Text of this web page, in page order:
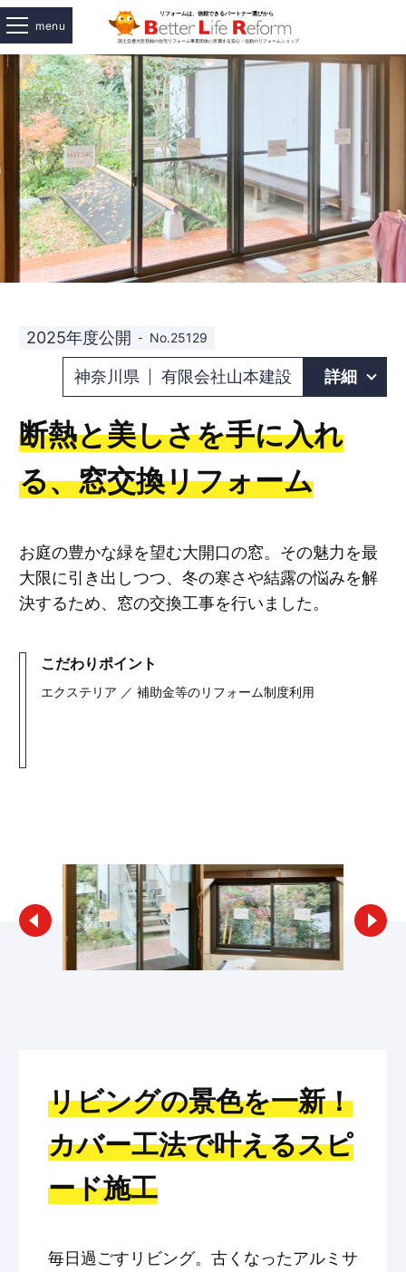
menu
2025年度公開 No.25129
神奈川県 有限会社山本建設 詳細
断熱と美しさを手に入れ
る、窓交換リフォーム
お庭の豊かな緑を望む大開口の窓。その魅力を最
大限に引き出しつつ、冬の寒さや結露の悩みを解
決するため、窓の交換工事を行いました。
こだわりポイント
エクステリア ／ 補助金等のリフォーム制度利用
リビングの景色を一新！
カバー工法で叶えるスピ
ード施工
毎日過ごすリビング。古くなったアルミサ